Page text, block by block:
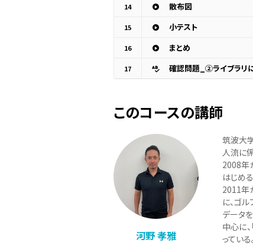
14 散布図
15 小テスト
16 まとめ
17 確認問題_②ライブラ
このコースの講師
河野 孝雅
筑波大
人流に
2008年
はじめる
2011年
に、ゴ
データ
中心に
っている